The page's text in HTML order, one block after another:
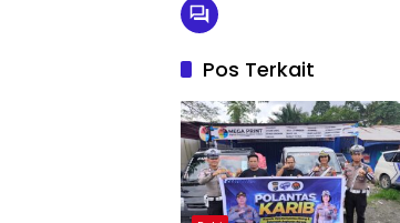
Pos Terkait